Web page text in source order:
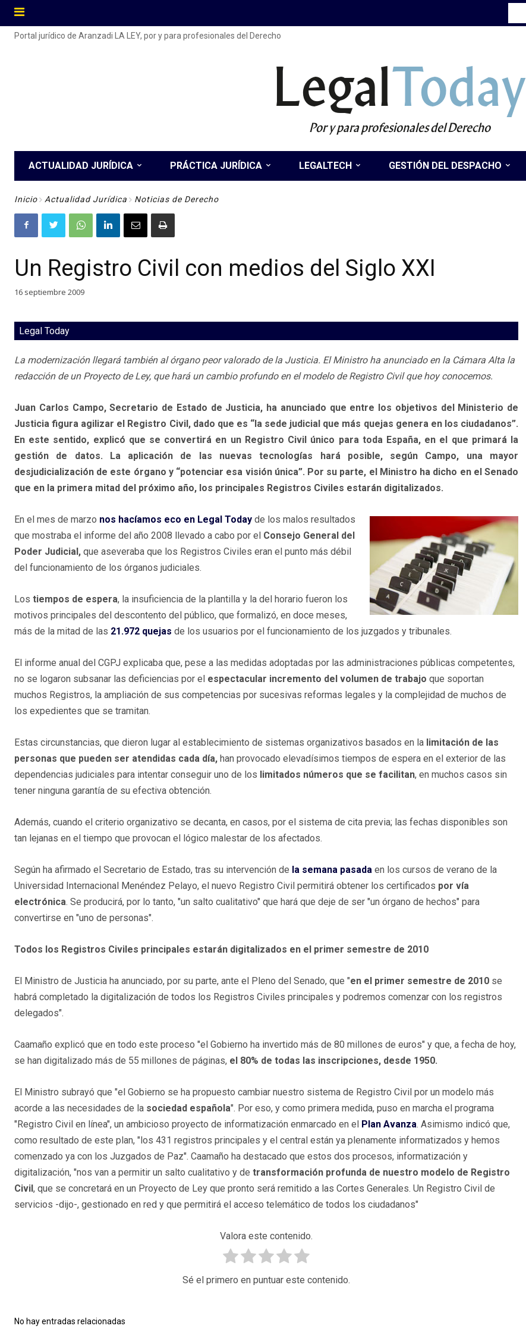
Portal jurídico de Aranzadi LA LEY, por y para profesionales del Derecho
LegalToday
Por y para profesionales del Derecho
ACTUALIDAD JURÍDICA PRÁCTICA JURÍDICA LEGALTECH GESTIÓN DEL DESPACHO
Inicio Actualidad Jurídica Noticias de Derecho
Un Registro Civil con medios del Siglo XXI
16 septiembre 2009
Legal Today
La modernización llegará también al órgano peor valorado de la Justicia. El Ministro ha anunciado en la Cámara Alta la
redacción de un Proyecto de Ley, que hará un cambio profundo en el modelo de Registro Civil que hoy conocemos.
Juan Carlos Campo, Secretario de Estado de Justicia, ha anunciado que entre los objetivos del Ministerio de
Justicia figura agilizar el Registro Civil, dado que es “la sede judicial que más quejas genera en los ciudadanos”.
En este sentido, explicó que se convertirá en un Registro Civil único para toda España, en el que primará la
gestión de datos. La aplicación de las nuevas tecnologías hará posible, según Campo, una mayor
desjudicialización de este órgano y “potenciar esa visión única”. Por su parte, el Ministro ha dicho en el Senado
que en la primera mitad del próximo año, los principales Registros Civiles estarán digitalizados.
En el mes de marzo nos hacíamos eco en Legal Today de los malos resultados
que mostraba el informe del año 2008 llevado a cabo por el Consejo General del
Poder Judicial, que aseveraba que los Registros Civiles eran el punto más débil
del funcionamiento de los órganos judiciales.
Los tiempos de espera, la insuficiencia de la plantilla y la del horario fueron los
motivos principales del descontento del público, que formalizó, en doce meses,
más de la mitad de las 21.972 quejas de los usuarios por el funcionamiento de los juzgados y tribunales.
El informe anual del CGPJ explicaba que, pese a las medidas adoptadas por las administraciones públicas competentes,
no se logaron subsanar las deficiencias por el espectacular incremento del volumen de trabajo que soportan
muchos Registros, la ampliación de sus competencias por sucesivas reformas legales y la complejidad de muchos de
los expedientes que se tramitan.
Estas circunstancias, que dieron lugar al establecimiento de sistemas organizativos basados en la limitación de las
personas que pueden ser atendidas cada día, han provocado elevadísimos tiempos de espera en el exterior de las
dependencias judiciales para intentar conseguir uno de los limitados números que se facilitan, en muchos casos sin
tener ninguna garantía de su efectiva obtención.
Además, cuando el criterio organizativo se decanta, en casos, por el sistema de cita previa; las fechas disponibles son
tan lejanas en el tiempo que provocan el lógico malestar de los afectados.
Según ha afirmado el Secretario de Estado, tras su intervención de la semana pasada en los cursos de verano de la
Universidad Internacional Menéndez Pelayo, el nuevo Registro Civil permitirá obtener los certificados por vía
electrónica. Se producirá, por lo tanto, "un salto cualitativo" que hará que deje de ser "un órgano de hechos" para
convertirse en "uno de personas".
Todos los Registros Civiles principales estarán digitalizados en el primer semestre de 2010
El Ministro de Justicia ha anunciado, por su parte, ante el Pleno del Senado, que "en el primer semestre de 2010 se
habrá completado la digitalización de todos los Registros Civiles principales y podremos comenzar con los registros
delegados".
Caamaño explicó que en todo este proceso "el Gobierno ha invertido más de 80 millones de euros" y que, a fecha de hoy,
se han digitalizado más de 55 millones de páginas, el 80% de todas las inscripciones, desde 1950.
El Ministro subrayó que "el Gobierno se ha propuesto cambiar nuestro sistema de Registro Civil por un modelo más
acorde a las necesidades de la sociedad española". Por eso, y como primera medida, puso en marcha el programa
"Registro Civil en línea", un ambicioso proyecto de informatización enmarcado en el
Plan Avanza. Asimismo indicó que,
como resultado de este plan, "los 431 registros principales y el central están ya plenamente informatizados y hemos
comenzado ya con los Juzgados de Paz". Caamaño ha destacado que estos dos procesos, informatización y
digitalización, "nos van a permitir un salto cualitativo y de transformación profunda de nuestro modelo de Registro
Civil , que se concretará en un Proyecto de Ley que pronto será remitido a las Cortes Generales. Un Registro Civil de
servicios -dijo-, gestionado en red y que permitirá el acceso telemático de todos los ciudadanos"
Valora este contenido.
Sé el primero en puntuar este contenido.
No hay entradas relacionadas